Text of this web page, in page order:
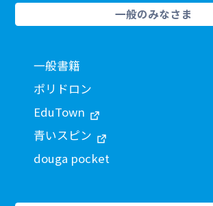
一般のみなさま
一般書籍
ポリドロン
EduTown
青いスピン
douga pocket